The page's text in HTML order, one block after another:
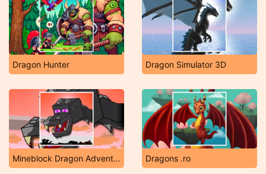
Dragon Hunter Dragon Simulator 3D
Mineblock Dragon Adventure Dragons .ro